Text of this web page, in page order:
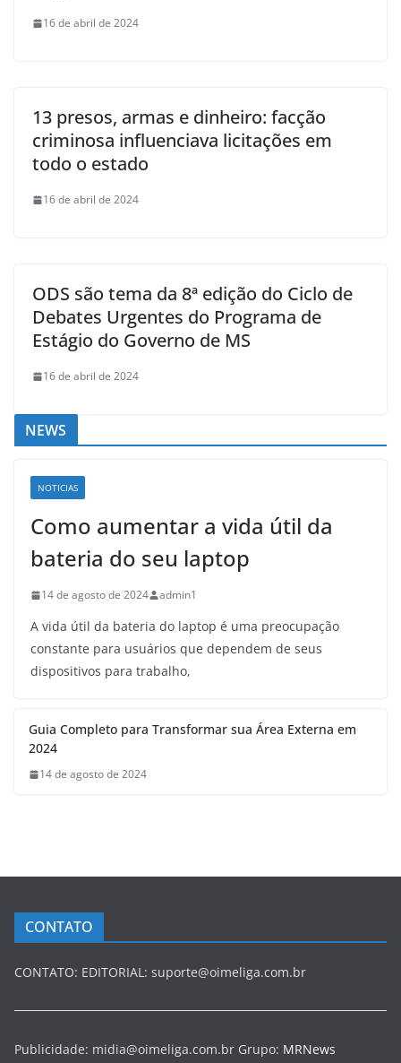
16 de abril de 2024
13 presos, armas e dinheiro: facção
criminosa influenciava licitações em
todo o estado
16 de abril de 2024
ODS são tema da 8ª edição do Ciclo de
Debates Urgentes do Programa de
Estágio do Governo de MS
16 de abril de 2024
NEWS
NOTICIAS
Como aumentar a vida útil da
bateria do seu laptop
14 de agosto de 2024 admin1
A vida útil da bateria do laptop é uma preocupação
constante para usuários que dependem de seus
dispositivos para trabalho,
Guia Completo para Transformar sua Área Externa em
2024
14 de agosto de 2024
CONTATO
CONTATO: EDITORIAL: suporte@oimeliga.com.br
Publicidade: midia@oimeliga.com.br Grupo: MRNews